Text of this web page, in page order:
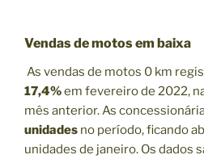
Vendas de motos em baixa
As vendas de motos 0 km
17,4%em fevereiro de 2022,
mês anterior. As
unidades no período, ficando
unidades de janeiro. Os dados